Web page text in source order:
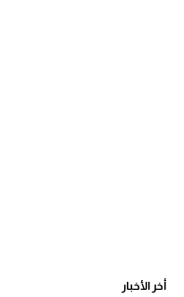
أخر الأخبار